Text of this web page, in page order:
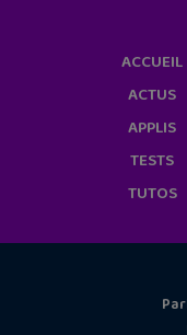
ACCUEIL
ACTUS
APPLIS
TESTS
TUTOS